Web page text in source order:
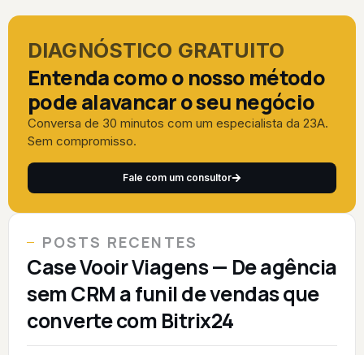
DIAGNÓSTICO GRATUITO
Entenda como o nosso método
pode alavancar o seu negócio
Conversa de 30 minutos com um especialista da 23A.
Sem compromisso.
Fale com um consultor
POSTS RECENTES
Case Vooir Viagens — De agência
sem CRM a funil de vendas que
converte com Bitrix24